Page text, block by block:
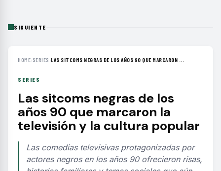
SIGUIENTE
HOME› SERIES ›LAS SITCOMS NEGRAS DE LOS AÑOS 90 QUE MARCARON ...
SERIES
Las sitcoms negras de los
años 90 que marcaron la
televisión y la cultura popular
Las comedias televisivas protagonizadas por
actores negros en los años 90 ofrecieron risas,